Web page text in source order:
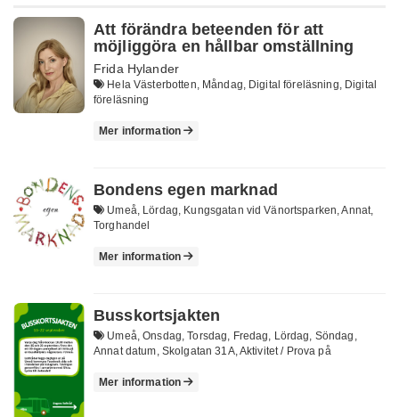
Att förändra beteenden för att
möjliggöra en hållbar omställning
Frida Hylander
Hela Västerbotten, Måndag, Digital föreläsning, Digital
föreläsning
Mer information
Bondens egen marknad
Umeå, Lördag, Kungsgatan vid Vänortsparken, Annat,
Torghandel
Mer information
Busskortsjakten
Umeå, Onsdag, Torsdag, Fredag, Lördag, Söndag,
Annat datum, Skolgatan 31A, Aktivitet / Prova på
Mer information